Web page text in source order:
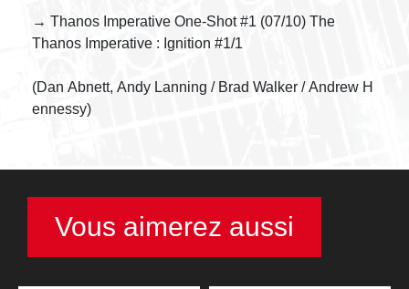
→ Thanos Imperative One-Shot #1 (07/10) The
Thanos Imperative : Ignition #1/1
(Dan Abnett, Andy Lanning / Brad Walker / Andrew H
ennessy)
Vous aimerez aussi